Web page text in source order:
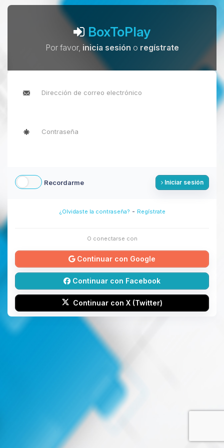
BoxToPlay
Por favor, inicia sesión o regístrate
Recordarme Iniciar sesión
¿Olvidaste la contraseña? - Regístrate
O conectarse con
Continuar con Google
Continuar con Facebook
Continuar con X (Twitter)